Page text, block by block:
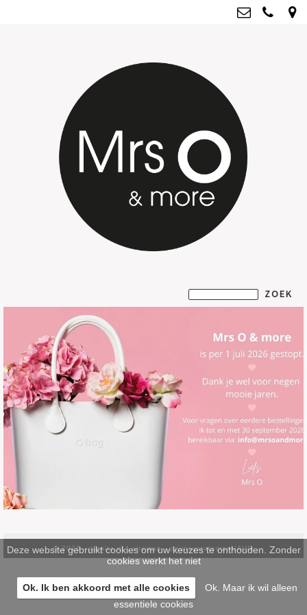
Kvk: Mrs O & more - 67796435
BTWnr: NL001835603B07
© 2026 -pinsite.nl-sitemap-privacystatement/AVG
Deze website gebruikt cookies om uw keuzes te onthouden. Zonder
cookies werkt het niet
Ok. Ik ben akkoord met alle cookies
Ok. Maar ik wil alleen
essentiele cookies